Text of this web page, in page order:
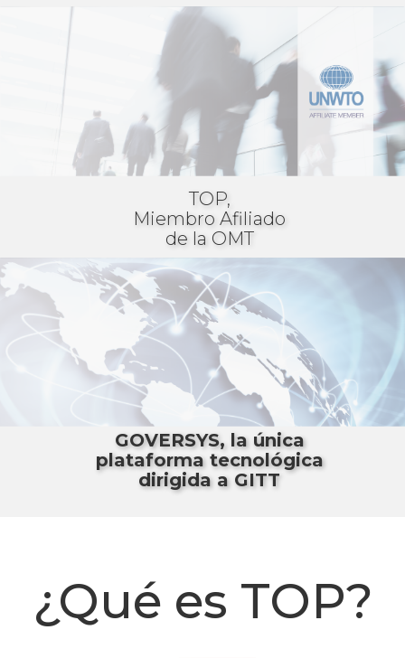
TOP,
Miembro Afiliado
de la OMT
GOVERSYS, la única
plataforma tecnológica
dirigida a GITT
¿Qué es TOP?